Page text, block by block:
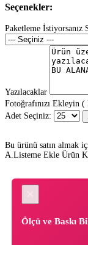
Seçenekler:
Paketleme İstiyorsanız
Yazılacaklar
Fotoğrafınızı Ekleyin
Adet Seçiniz:
Bu ürünü satın almak
A.Listeme Ekle Ürün
Ölçü ve Baskı